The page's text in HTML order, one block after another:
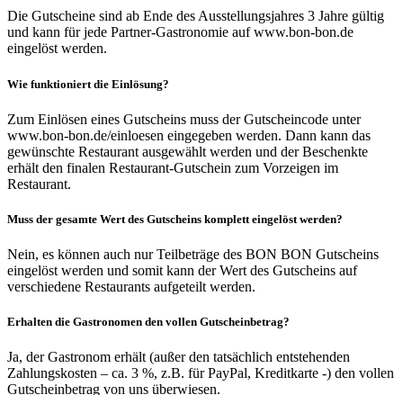
Die Gutscheine sind ab Ende des Ausstellungsjahres 3 Jahre gültig
und kann für jede Partner-Gastronomie auf www.bon-bon.de
eingelöst werden.
Wie funktioniert die Einlösung?
Zum Einlösen eines Gutscheins muss der Gutscheincode unter
www.bon-bon.de/einloesen eingegeben werden. Dann kann das
gewünschte Restaurant ausgewählt werden und der Beschenkte
erhält den finalen Restaurant-Gutschein zum Vorzeigen im
Restaurant.
Muss der gesamte Wert des Gutscheins komplett eingelöst werden?
Nein, es können auch nur Teilbeträge des BON BON Gutscheins
eingelöst werden und somit kann der Wert des Gutscheins auf
verschiedene Restaurants aufgeteilt werden.
Erhalten die Gastronomen den vollen Gutscheinbetrag?
Ja, der Gastronom erhält (außer den tatsächlich entstehenden
Zahlungskosten – ca. 3 %, z.B. für PayPal, Kreditkarte -) den vollen
Gutscheinbetrag von uns überwiesen.